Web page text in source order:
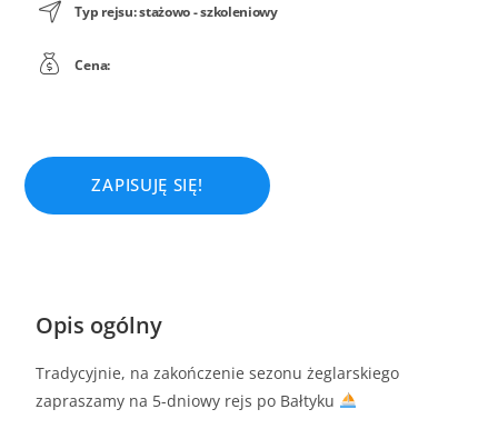
Typ rejsu: stażowo - szkoleniowy
Cena:
ZAPISUJĘ SIĘ!
Opis ogólny
Tradycyjnie, na zakończenie sezonu żeglarskiego
zapraszamy na 5-dniowy rejs po Bałtyku